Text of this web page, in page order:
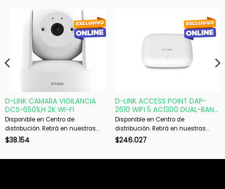
D-LINK CAMARA VIGILANCIA
DCS-6501LH 2K WI-FI
Disponible en Centro de
distribución. Retirá en nuestras
sucursales en 48 hs hábiles. Si es
$38.154
D-LINK ACCESS POINT DAP-
2610 WIFI 5 AC1300 DUAL-BAND
PoE
Disponible en Centro de
distribución. Retirá en nuestras
sucursales en 48 hs hábiles. Si es
$246.027